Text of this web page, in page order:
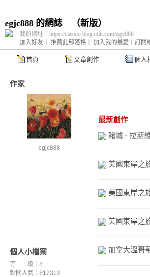
egjc888 的網誌 （新版）
首頁 文章創作 個人
加入好友 推薦此部落格 加入我的最愛 訂閱
我的網址：https://classic-blog.udn.com/egjc888
作家
egjc888
個人小檔案
等 級：8
點閱人氣：817313
最新創作
賭城 - 拉斯
美國東岸之
美國東岸之
美國東岸之
加拿大溫哥